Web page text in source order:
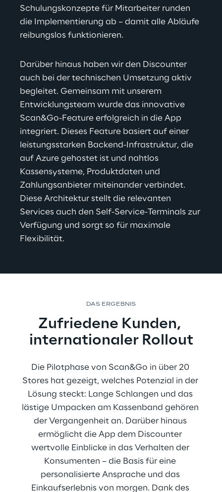
Schulungskonzepte für Mitarbeiter runden
die Implementierung ab – damit alle Abläufe
reibungslos funktionieren.
Darüber hinaus haben wir den Discounter
auch bei der technischen Umsetzung aktiv
begleitet. Gemeinsam mit unserem
Entwicklungsteam wurde das innovative
Scan&Go-Feature erfolgreich in die App
integriert. Dieses Feature basiert auf einer
leistungsstarken Backend-Infrastruktur, die
auf Azure gehostet ist und nahtlos
Kassensysteme, Produktdaten und
Zahlungsanbieter miteinander verbindet.
Diese Architektur stellt die relevanten
Services auch den Self-Service-Terminals zur
Verfügung und sorgt so für maximale
Flexibilität.
DAS ERGEBNIS
Zufriedene Kunden,
internationaler Rollout
Die Pilotphase von Scan&Go in über 20
Stores hat gezeigt, welches Potenzial in der
Lösung steckt: Lange Schlangen und das
lästige Umpacken am Kassenband gehören
der Vergangenheit an. Darüber hinaus
ermöglicht die App dem Discounter
wertvolle Einblicke in das Verhalten der
Konsumenten – die Basis für eine
personalisierte Ansprache und das
Einkaufserlebnis von morgen. Dank des